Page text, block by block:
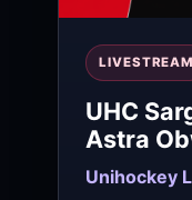
LIVESTREAM
UHC
Astra
Unihockey